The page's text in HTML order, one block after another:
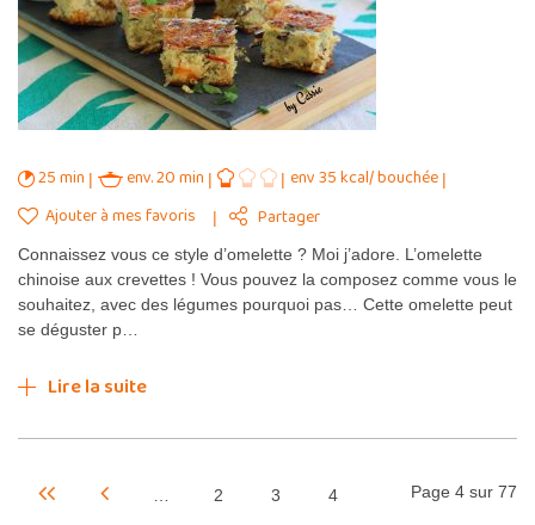
25 min env. 20 min
env 35 kcal/ bouchée
Ajouter à mes favoris
Partager
Connaissez vous ce style d’omelette ? Moi j’adore. L’omelette
chinoise aux crevettes ! Vous pouvez la composez comme vous le
souhaitez, avec des légumes pourquoi pas… Cette omelette peut
se déguster p…
Lire la suite
Page 4 sur 77
2 3 4